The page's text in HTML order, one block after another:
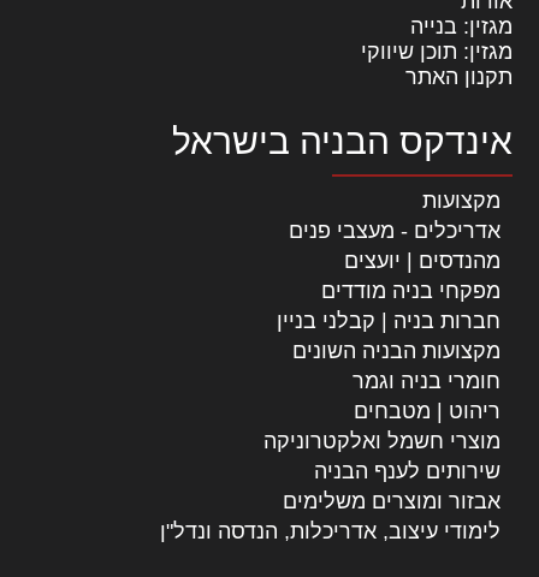
מגזין: בנייה
מגזין: תוכן שיווקי
תקנון האתר
אינדקס הבניה בישראל
מקצועות
אדריכלים - מעצבי פנים
מהנדסים | יועצים
מפקחי בניה מודדים
חברות בניה | קבלני בניין
מקצועות הבניה השונים
חומרי בניה וגמר
ריהוט | מטבחים
מוצרי חשמל ואלקטרוניקה
שירותים לענף הבניה
אבזור ומוצרים משלימים
לימודי עיצוב, אדריכלות, הנדסה ונדל"ן